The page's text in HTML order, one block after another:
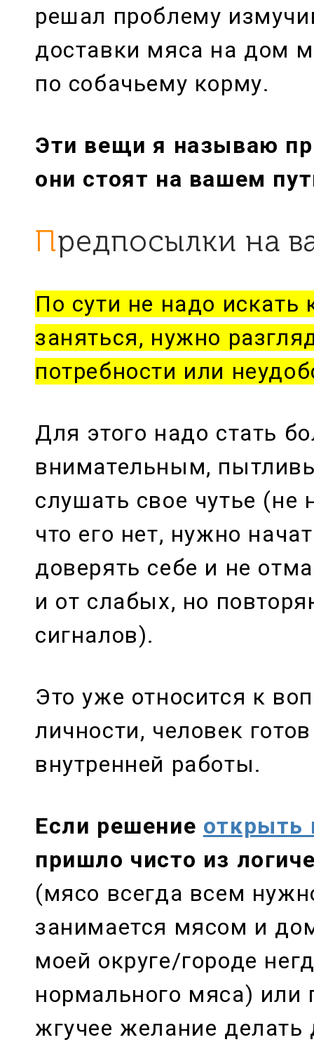
решал проблему
доставки мяса на дом
по собачьему корму.
Эти вещи я называю
они стоят на вашем
Предпосылки на
По сути не надо искать
заняться, нужно
потребности или
Для этого надо стать
внимательным,
слушать свое чутье (не
что его нет, нужно
доверять себе и не
и от слабых, но
сигналов).
Это уже относится к
личности, человек
внутренней работы.
Если решение открыть
пришло чисто из
(мясо всегда всем
занимается мясом и
моей округе/городе
нормального мяса) или
жгучее желание делать